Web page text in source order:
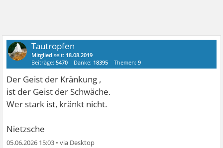
Tautropfen
Mitglied seit: 18.08.2019
Beiträge:5470 Danke: 18395 Themen:9
Der Geist der Kränkung ,
ist der Geist der Schwäche.
Wer stark ist, kränkt nicht.
Nietzsche
05.06.2026 15:03 •